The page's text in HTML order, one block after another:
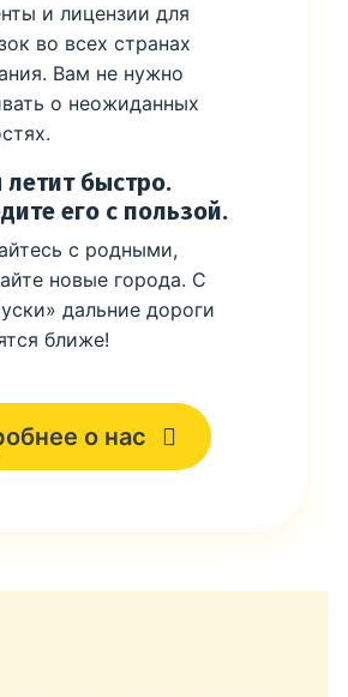
и лицензии для
во всех странах
Вам не нужно
о неожиданных
летит быстро.
его с пользой.
с родными,
новые города. С
дальние дороги
ближе!
о нас